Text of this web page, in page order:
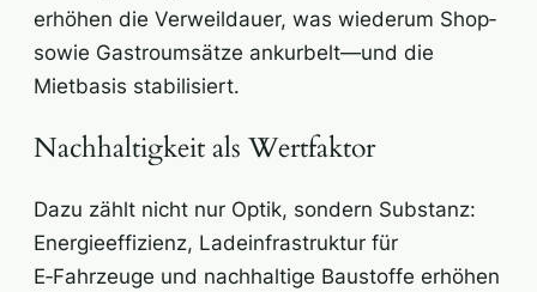
erhöhen die Verweildauer, was wiederum Shop‑
sowie Gastroumsätze ankurbelt—und die
Mietbasis stabilisiert.
Nachhaltigkeit als Wertfaktor
Dazu zählt nicht nur Optik, sondern Substanz:
Energieeffizienz, Ladeinfrastruktur für
E‑Fahrzeuge und nachhaltige Baustoffe erhöhen